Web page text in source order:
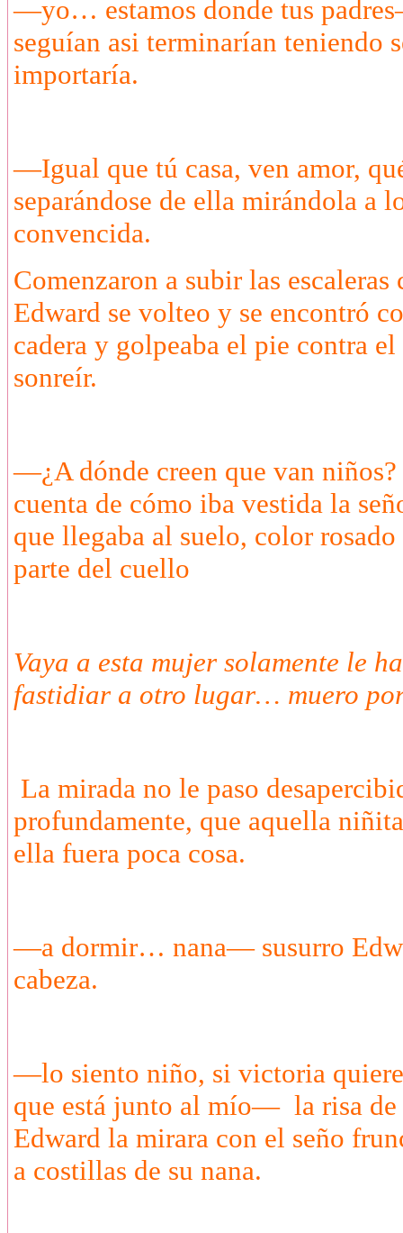
—yo… estamos donde tus
seguían asi terminarían
importaría.
—Igual que tú casa, ven amor,
separándose de ella mirándola a
convencida.
Comenzaron a subir las
Edward se volteo y se encontró
cadera y golpeaba el pie contra
sonreír.
—¿A dónde creen que van
cuenta de cómo iba vestida la
que llegaba al suelo, color
parte del cuello
Vaya a esta mujer solamente le
fastidiar a otro lugar… muero
La mirada no le paso
profundamente, que aquella
ella fuera poca cosa.
—a dormir… nana— susurro
cabeza.
—lo siento niño, si victoria
que está junto al mío— la risa de
Edward la mirara con el seño
a costillas de su nana.